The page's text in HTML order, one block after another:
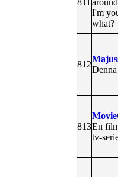
I'm
what?
812
813En
tv-